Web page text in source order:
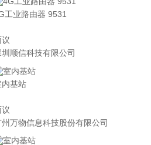
工业路由器 9531
议
圳顺信科技有限公司
内基站
议
州万物信息科技股份有限公司